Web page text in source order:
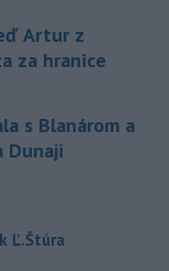
Artur z
za hranice
s Blanárom a
Dunaji
Ľ.Štúra